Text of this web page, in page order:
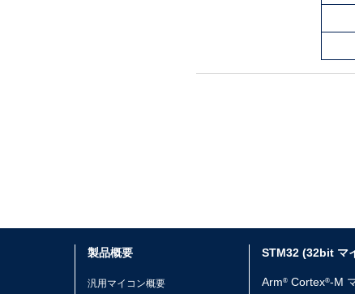
製品概要
汎用マイコン概要
STM32 (32bit マ
Arm® Cortex®-M